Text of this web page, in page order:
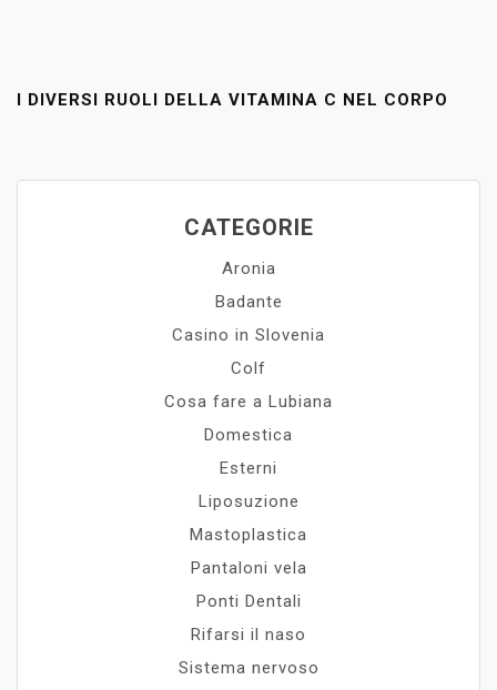
I DIVERSI RUOLI DELLA VITAMINA C NEL CORPO
CATEGORIE
Aronia
Badante
Casino in Slovenia
Colf
Cosa fare a Lubiana
Domestica
Esterni
Liposuzione
Mastoplastica
Pantaloni vela
Ponti Dentali
Rifarsi il naso
Sistema nervoso